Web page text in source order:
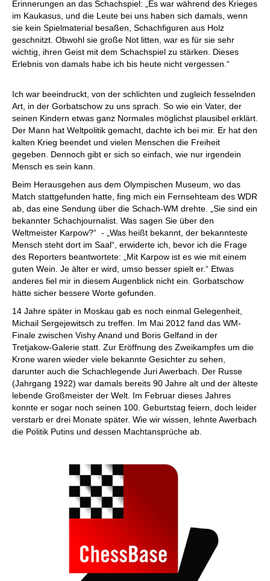
Erinnerungen an das Schachspiel: „Es war während des Krieges
im Kaukasus, und die Leute bei uns haben sich damals, wenn
sie kein Spielmaterial besaßen, Schachfiguren aus Holz
geschnitzt. Obwohl sie große Not litten, war es für sie sehr
wichtig, ihren Geist mit dem Schachspiel zu stärken. Dieses
Erlebnis von damals habe ich bis heute nicht vergessen.“
Ich war beeindruckt, von der schlichten und zugleich fesselnden
Art, in der Gorbatschow zu uns sprach. So wie ein Vater, der
seinen Kindern etwas ganz Normales möglichst plausibel erklärt.
Der Mann hat Weltpolitik gemacht, dachte ich bei mir. Er hat den
kalten Krieg beendet und vielen Menschen die Freiheit
gegeben. Dennoch gibt er sich so einfach, wie nur irgendein
Mensch es sein kann.
Beim Herausgehen aus dem Olympischen Museum, wo das
Match stattgefunden hatte, fing mich ein Fernsehteam des WDR
ab, das eine Sendung über die Schach-WM drehte. „Sie sind ein
bekannter Schachjournalist. Was sagen Sie über den
Weltmeister Karpow?“ - „Was heißt bekannt, der bekannteste
Mensch steht dort im Saal“, erwiderte ich, bevor ich die Frage
des Reporters beantwortete: „Mit Karpow ist es wie mit einem
guten Wein. Je älter er wird, umso besser spielt er.“ Etwas
anderes fiel mir in diesem Augenblick nicht ein. Gorbatschow
hätte sicher bessere Worte gefunden.
14 Jahre später in Moskau gab es noch einmal Gelegenheit,
Michail Sergejewitsch zu treffen. Im Mai 2012 fand das WM-
Finale zwischen Vishy Anand und Boris Gelfand in der
Tretjakow-Galerie statt. Zur Eröffnung des Zweikampfes um die
Krone waren wieder viele bekannte Gesichter zu sehen,
darunter auch die Schachlegende Juri Awerbach. Der Russe
(Jahrgang 1922) war damals bereits 90 Jahre alt und der älteste
lebende Großmeister der Welt. Im Februar dieses Jahres
konnte er sogar noch seinen 100. Geburtstag feiern, doch leider
verstarb er drei Monate später. Wie wir wissen, lehnte Awerbach
die Politik Putins und dessen Machtansprüche ab.